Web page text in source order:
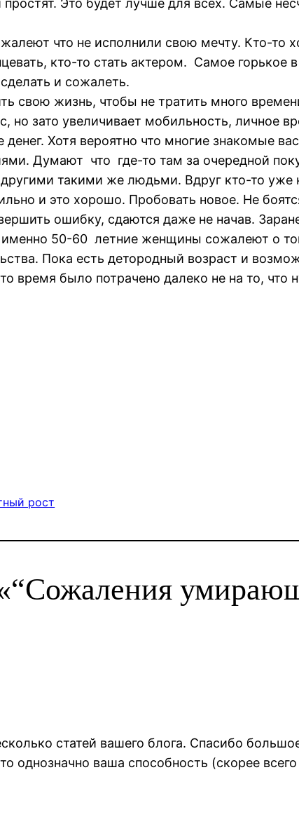
Это будет лучше для всех. Самые
что не исполнили свою мечту. Кто-то
кто-то стать актером. Самое
и сожалеть.
свою жизнь, чтобы не тратить много
но зато увеличивает мобильность, личное
Хотя вероятно что многие знакомые
Думают что где-то там за очередной
такими же людьми. Вдруг кто-то уже
и это хорошо. Пробовать новое. Не
ошибку, сдаются даже не начав.
50-60 летние женщины сожалеют о
Пока есть детородный возраст и
время было потрачено далеко не на то, что
рост
статей вашего блога. Спасибо
однозначно ваша способность (скорее